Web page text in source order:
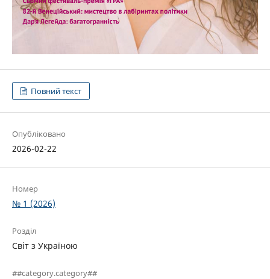
Повний текст
Опубліковано
2026-02-22
Номер
№ 1 (2026)
Розділ
Світ з Україною
##category.category##